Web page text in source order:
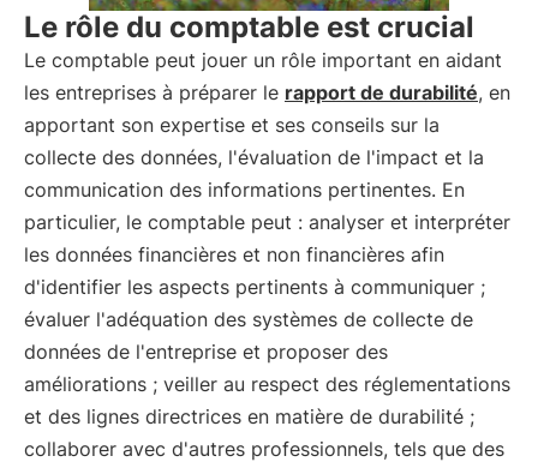
Le rôle du comptable est crucial
Le comptable peut jouer un rôle important en aidant
les entreprises à préparer le rapport de durabilité, en
apportant son expertise et ses conseils sur la
collecte des données, l'évaluation de l'impact et la
communication des informations pertinentes. En
particulier, le comptable peut : analyser et interpréter
les données financières et non financières afin
d'identifier les aspects pertinents à communiquer ;
évaluer l'adéquation des systèmes de collecte de
données de l'entreprise et proposer des
améliorations ; veiller au respect des réglementations
et des lignes directrices en matière de durabilité ;
collaborer avec d'autres professionnels, tels que des